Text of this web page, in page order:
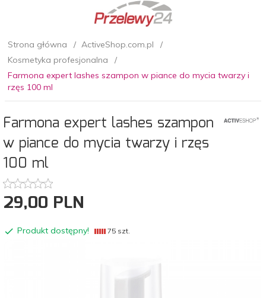
Strona główna
ActiveShop.com.pl
Kosmetyka profesjonalna
Farmona expert lashes szampon w piance do mycia twarzy i
rzęs 100 ml
Farmona expert lashes szampon
w piance do mycia twarzy i rzęs
100 ml
29,00 PLN
Produkt dostępny! 75 szt.